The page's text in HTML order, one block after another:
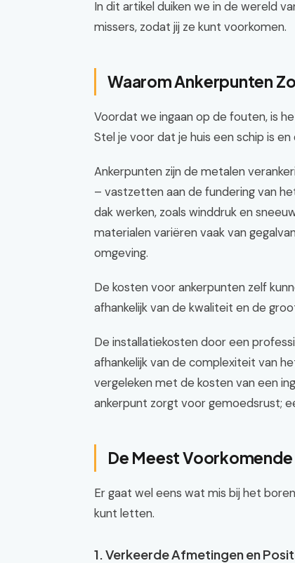
In dit artikel duiken we in de wereld
missers, zodat jij ze kunt voorkomen.
Waarom Ankerpunten
Voordat we ingaan op de fouten, is
Stel je voor dat je huis een schip is
Ankerpunten zijn de metalen
– vastzetten aan de fundering van
dak werken, zoals winddruk en
materialen variëren vaak van
omgeving.
De kosten voor ankerpunten zelf
afhankelijk van de kwaliteit en de
De installatiekosten door een
afhankelijk van de complexiteit van
vergeleken met de kosten van een
ankerpunt zorgt voor gemoedsrust;
De Meest
Er gaat wel eens wat mis bij het
kunt letten.
1. Verkeerde Afmetingen en